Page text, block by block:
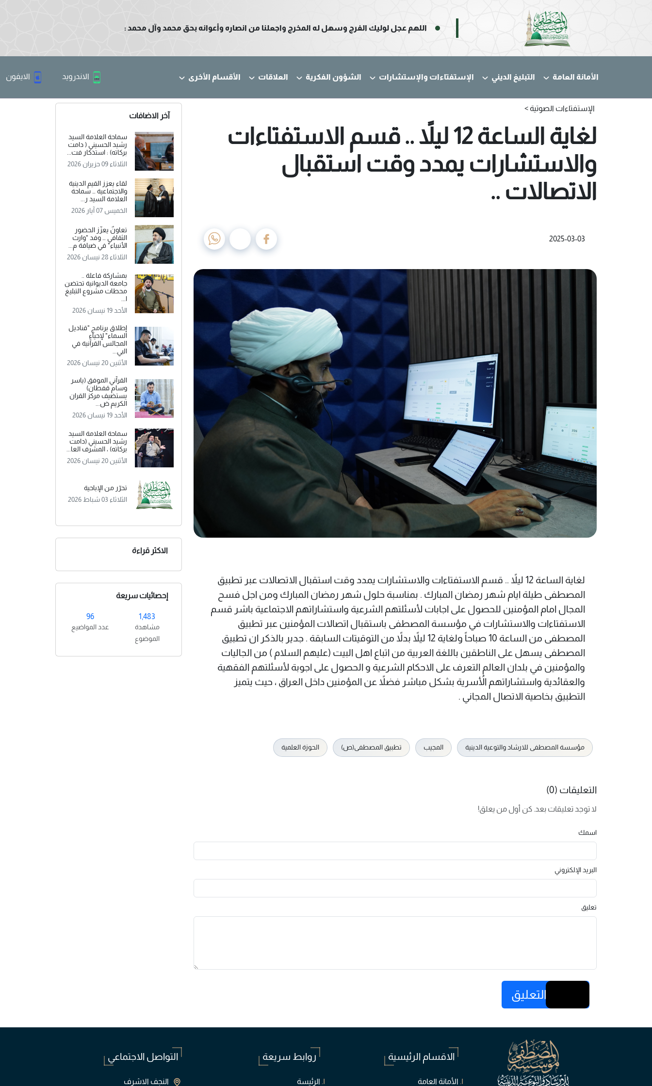
اللهم عجل لوليك الفرج وسهل له المخرج واجعلنا من انصاره وأعوانه بحق محمد وآل محمد :
الأمانة العامة التبليغ الديني الإستفتاءات والإستشارات الشؤون الفكرية العلاقات الأقسام الأخرى الاندرويد الايفون
الإستفتاءات الصوتية >
لغاية الساعة 12 ليلاً .. قسم الاستفتاءات
والاستشارات يمدد وقت استقبال
الاتصالات ..
2025-03-03
لغاية الساعة 12 ليلاً .. قسم الاستفتاءات والاستشارات يمدد وقت استقبال الاتصالات عبر تطبيق
المصطفی طيلة ايام شهر رمضان المبارك . بمناسبة حلول شهر رمضان المبارك ومن اجل فسح
المجال امام المؤمنين للحصول علی اجابات لأسئلتهم الشرعية واستشاراتهم الاجتماعية باشر قسم
الاستفتاءات والاستشارات في مؤسسة المصطفی باستقبال اتصالات المؤمنين عبر تطبيق
المصطفی من الساعة 10 صباحاً ولغاية 12 ليلاً بدلاً من التوقيتات السابقة . جدير بالذكر ان تطبيق
المصطفی يسهل علی الناطقين باللغة العربية من اتباع اهل البيت (عليهم السلام ) من الجاليات
والمؤمنين في بلدان العالم التعرف علی الاحكام الشرعية و الحصول علی اجوبة لأسئلتهم الفقهية
والعقائدية واستشاراتهم الأُسرية بشكل مباشر فضلاً عن المؤمنين داخل العراق ، حيث يتميز
التطبيق بخاصية الاتصال المجاني .
مؤسسة المصطفى للارشاد والتوعية الدينية المجيب تطبيق المصطفى(ص) الحوزة العلمية
التعليقات (0)
لا توجد تعليقات بعد. كن أول من يعلق!
اسمك
البريد الإلكتروني
تعليق
إرسال التعليق
آخر الاضافات
سماحة العلامة السيد
رشيد الحسيني ( دامت
بركاته) : استذكار فت...
الثلاثاء 09 حزيران 2026
لقاء يعزز القيم الدينية
والاجتماعية … سماحة
العلامة السيد ر...
الخميس 07 آيار 2026
تعاونٌ يعزّز الحضور
الثقافي … وفد "وارث
الأنبياء" في ضيافة م...
الثلاثاء 28 نيسان 2026
بمشاركة فاعلة ..
جامعة الديوانية تحتضن
محطات مشروع التبليغ
ا...
الأحد 19 نيسان 2026
إطلاق برنامج "قناديل
السماء" لإحياء
المجالس القرآنية في
البي...
الأثنين 20 نيسان 2026
القرآني الموفق (ياسر
وسام قفطان)
يستضيف مركز القران
الكريم ض...
الأحد 19 نيسان 2026
سماحة العلامة السيد
رشيد الحسيني (دامت
بركاته) ، المشرف العا...
الأثنين 20 نيسان 2026
تحرّر من الإباحية
الثلاثاء 03 شباط 2026
الاكثر قراءة
إحصائيات سريعة
1,483
مشاهدة
الموضوع
96
عدد المواضيع
الاقسام الرئيسية
الأمانة العامة
روابط سريعة
الرئيسة
التواصل الاجتماعي
النجف الاشرف